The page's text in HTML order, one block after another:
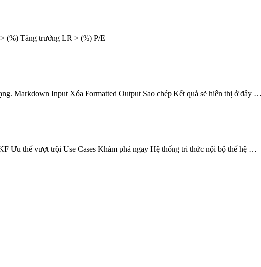
(%) Tăng trưởng LR > (%) P/E
Markdown Input Xóa Formatted Output Sao chép Kết quả sẽ hiển thị ở đây …
thế vượt trội Use Cases Khám phá ngay Hệ thống tri thức nội bộ thế hệ …